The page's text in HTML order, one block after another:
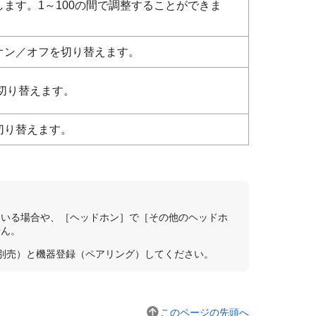
す。1～100の間で調整することができま
／オフを切り替えます。
替えます。
替えます。
る場合や、［ヘッドホン］で［その他のヘッドホ
。
）と機器登録（ペアリング）してください。
このページの先頭へ